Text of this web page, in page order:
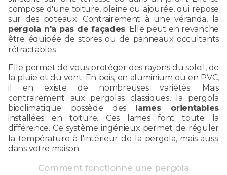
compose d'une toiture, pleine ou ajourée, qui repose
sur des poteaux. Contrairement à une véranda, la
pergola n'a pas de façades. Elle peut en revanche
être équipée de stores ou de panneaux occultants
rétractables.
Elle permet de vous protéger des rayons du soleil, de
la pluie et du vent. En bois, en aluminium ou en PVC,
il en existe de nombreuses variétés. Mais
contrairement aux pergolas classiques, la pergola
bioclimatique possède des lames orientables
installées en toiture. Ces lames font toute la
différence. Ce système ingénieux permet de réguler
la température à l'intérieur de la pergola, mais aussi
dans votre maison.
Comment fonctionne une pergola